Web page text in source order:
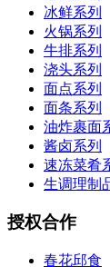
冰鲜系列
火锅系列
牛排系列
浇头系列
面点系列
面条系列
油炸裹面
酱卤系列
速冻菜肴
生调理制
授权合作
春花邱食